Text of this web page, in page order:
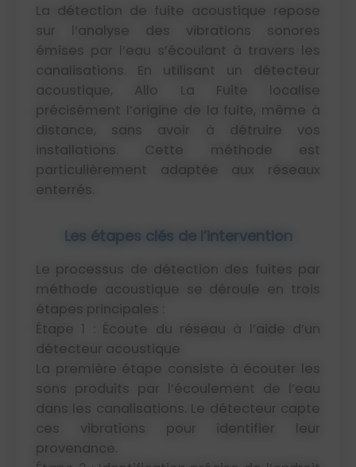
La détection de fuite acoustique repose
sur l’analyse des vibrations sonores
émises par l’eau s’écoulant à travers les
canalisations. En utilisant un détecteur
acoustique, Allo La Fuite localise
précisément l’origine de la fuite, même à
distance, sans avoir à détruire vos
installations. Cette méthode est
particulièrement adaptée aux réseaux
enterrés.
Les étapes clés de l’intervention
Le processus de détection des fuites par
méthode acoustique se déroule en trois
étapes principales :
Étape 1 : Écoute du réseau à l’aide d’un
détecteur acoustique
La première étape consiste à écouter les
sons produits par l’écoulement de l’eau
dans les canalisations. Le détecteur capte
ces vibrations pour identifier leur
provenance.